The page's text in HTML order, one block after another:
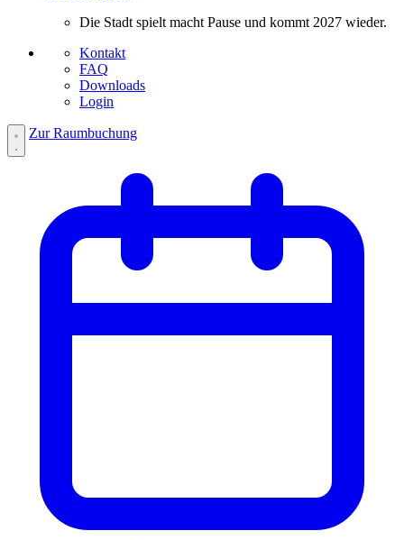
Die Stadt spielt macht Pause und kommt 2027 wieder.
Kontakt
FAQ
Downloads
Login
Zur Raumbuchung